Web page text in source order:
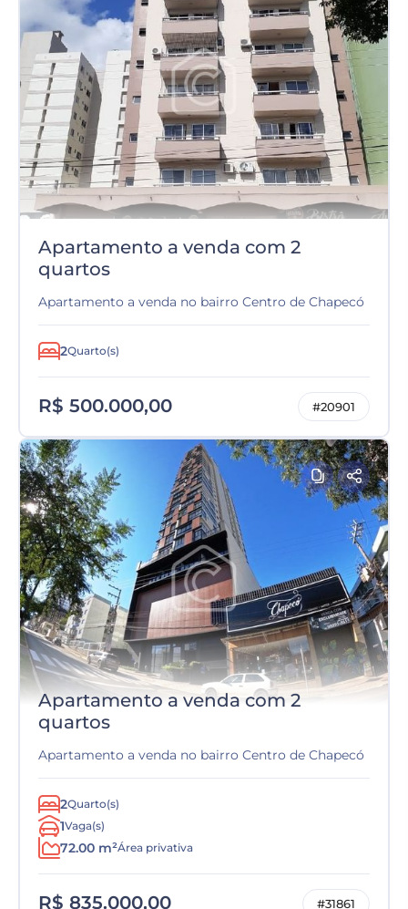
Apartamento a venda com 2
quartos
Apartamento a venda no bairro Centro de Chapecó
2Quarto(s)
R$ 500.000,00 #20901
Apartamento a venda com 2
quartos
Apartamento a venda no bairro Centro de Chapecó
2Quarto(s)
1Vaga(s)
72.00 m²Área privativa
R$ 835.000,00 #31861